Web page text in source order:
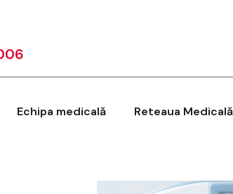
Echipa medicală Reteaua